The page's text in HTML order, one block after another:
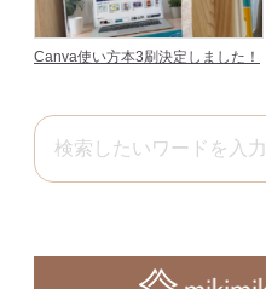
Canva使い方本3刷決定しました！